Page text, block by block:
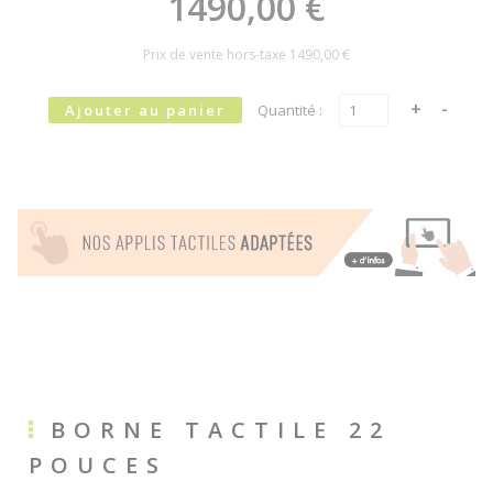
Prix de vente hors-taxe 1490,00 €
Quantité :
BORNE TACTILE 22
POUCES